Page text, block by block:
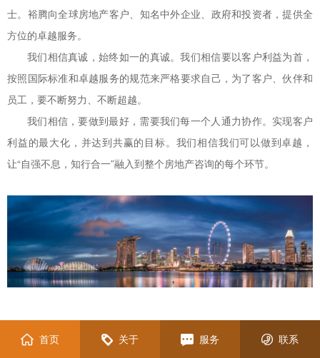
士。裕腾向全球房地产客户、知名中外企业、政府和投资者，提供全
方位的卓越服务。
我们相信真诚，始终如一的真诚。我们相信要以客户利益为首，
按照国际标准和卓越服务的规范来严格要求自己，为了客户、伙伴和
员工，要不断努力、不断超越。
我们相信，要做到最好，需要我们每一个人通力协作。实现客户
利益的最大化，并达到共赢的目标。我们相信我们可以做到卓越，
让“自强不息，知行合一”融入到整个房地产咨询的每个环节。
首页 关于 服务 联系